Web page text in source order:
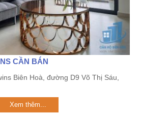
CẦN BÁN
Biên Hoà, đường D9 Võ Thị Sáu,
Xem thêm...